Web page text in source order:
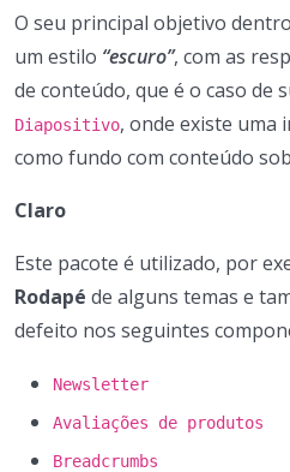
O seu principal objetivo
um estilo “escuro”, com as
de conteúdo, que é o caso de
Diapositivo, onde existe uma
como fundo com conteúdo
Claro
Este pacote é utilizado, por
Rodapé de alguns temas e
defeito nos seguintes
Newsletter
Avaliações de produtos
Breadcrumbs